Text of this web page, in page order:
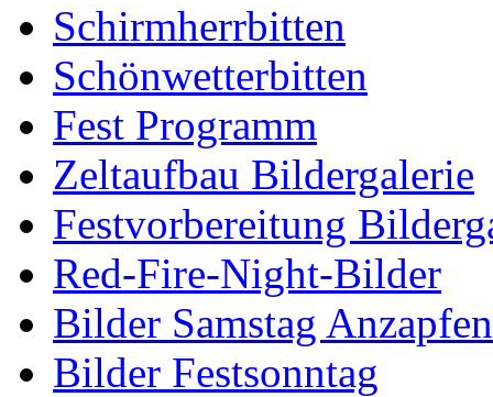
Schirmherrbitten
Schönwetterbitten
Fest Programm
Zeltaufbau Bildergalerie
Festvorbereitung
Red-Fire-Night-Bilder
Bilder Samstag
Bilder Festsonntag